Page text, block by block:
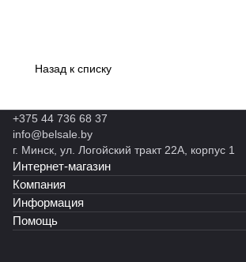
Назад к списку
+375 44 736 68 37
info@belsale.by
г. Минск, ул. Логойский тракт 22А, корпус 1
Интернет-магазин
Компания
Информация
Помощь